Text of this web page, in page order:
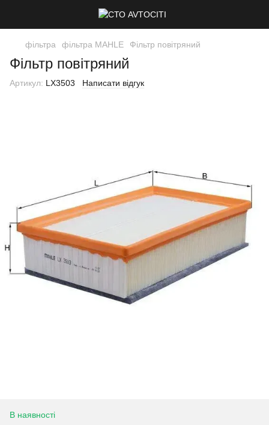
фільтра фільтра MAHLE Фільтр повітряний
Фільтр повітряний
Артикул: LX3503 Написати відгук
В наявності